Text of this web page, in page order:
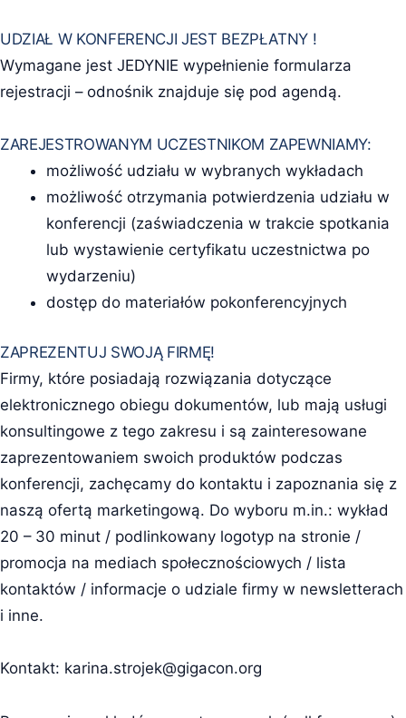
UDZIAŁ W KONFERENCJI JEST BEZPŁATNY !
Wymagane jest JEDYNIE wypełnienie formularza
rejestracji – odnośnik znajduje się pod agendą.
ZAREJESTROWANYM UCZESTNIKOM ZAPEWNIAMY:
możliwość udziału w wybranych wykładach
możliwość otrzymania potwierdzenia udziału w
konferencji (zaświadczenia w trakcie spotkania
lub wystawienie certyfikatu uczestnictwa po
wydarzeniu)
dostęp do materiałów pokonferencyjnych
ZAPREZENTUJ SWOJĄ FIRMĘ!
Firmy, które posiadają rozwiązania dotyczące
elektronicznego obiegu dokumentów, lub mają usługi
konsultingowe z tego zakresu i są zainteresowane
zaprezentowaniem swoich produktów podczas
konferencji, zachęcamy do kontaktu i zapoznania się z
naszą ofertą marketingową. Do wyboru m.in.: wykład
20 – 30 minut / podlinkowany logotyp na stronie /
promocja na mediach społecznościowych / lista
kontaktów / informacje o udziale firmy w newsletterach
i inne.
Kontakt: karina.strojek@gigacon.org